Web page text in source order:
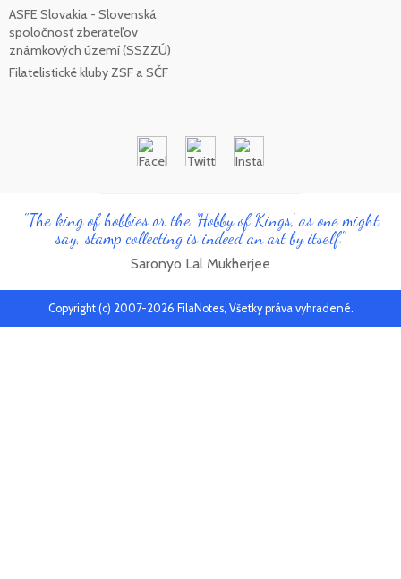
ASFE Slovakia - Slovenská
spoločnosť zberateľov
známkových území (SSZZÚ)
Filatelistické kluby ZSF a SČF
"The king of hobbies or the 'Hobby of Kings', as one might
say, stamp collecting is indeed an art by itself"
Saronyo Lal Mukherjee
Copyright (c) 2007-2026 FilaNotes, Všetky práva vyhradené.